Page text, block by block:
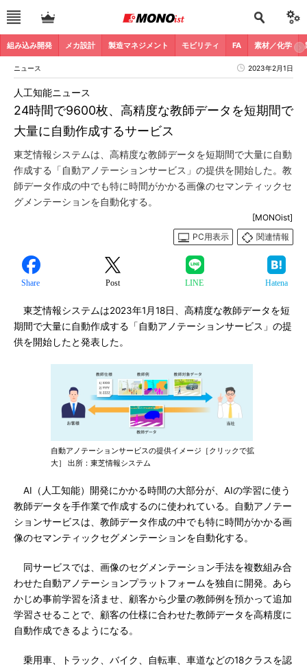
組み込み開発 メカ設計 製造マネジメント モビリティ FA 素材／化学
ニュース 2023年2月1日
24時間で9600枚、高精度な教師データを短期間で
大量に自動作成するサービス
人工知能ニュース
東芝情報システムは、高精度な教師データを短期間で大量に自動
作成する「自動アノテーションサービス」の提供を開始した。教
師データ作成の中でも特に時間がかかる画像のセマンティックセ
グメンテーションを自動化する。
[MONOist]
PC用表示
関連情報
Share Post LINE Hatena
東芝情報システムは2023年1月18日、高精度な教師データを短
期間で大量に自動作成する「自動アノテーションサービス」の提
供を開始したと発表した。
自動アノテーションサービスの提供イメージ［クリックで拡
大］ 出所：東芝情報システム
AI（人工知能）開発にかかる時間の大部分が、AIの学習に使う
教師データを手作業で作成するのに使われている。自動アノテー
ションサービスは、教師データ作成の中でも特に時間がかかる画
像のセマンティックセグメンテーションを自動化する。
同サービスでは、画像のセグメンテーション手法を複数組み合
わせた自動アノテーションプラットフォームを独自に開発。あら
かじめ事前学習を済ませ、顧客から少量の教師例を預かって追加
学習させることで、顧客の仕様に合わせた教師データを高精度に
自動作成できるようになる。
乗用車、トラック、バイク、自転車、車道などの18クラスを認